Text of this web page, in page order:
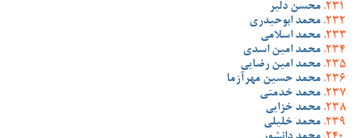
محسن دلیر
محمد ابوحیدری
محمد اسلامی
محمد امین اسدی
محمد امین رضایی
محمد حسین مهرآزما
محمد خدمتی
محمد خزایی
محمد خلیلی